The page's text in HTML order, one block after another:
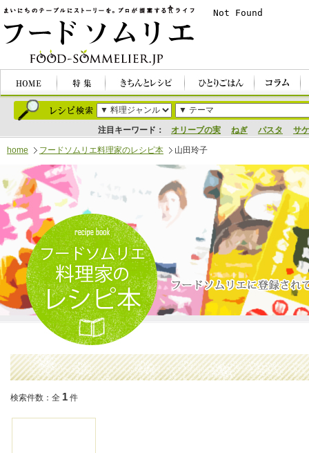
注目キーワード： オリーブの実 ねぎ パスタ サケ
home フードソムリエ料理家のレシピ本 山田玲子
検索件数：全 1 件